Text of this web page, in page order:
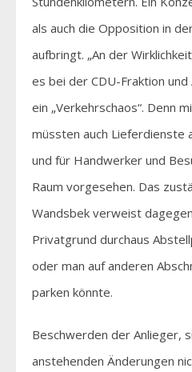
als auch die Opposition in
aufbringt. „An der
es bei der CDU-Fraktion
ein „Verkehrschaos“. Denn
müssten auch Lieferdienste
und für Handwerker und
Raum vorgesehen. Das
Wandsbek verweist
Privatgrund durchaus
oder man auf anderen
parken könnte.
Beschwerden der Anlieger,
anstehenden Änderungen